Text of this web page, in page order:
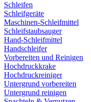
Schleifen
Schleifgeräte
Maschinen-Schleifmittel
Schleifstaubsauger
Hand-Schleifmittel
Handschleifer
Vorbereiten und Reinigen
Hochdruckkrake
Hochdruckreiniger
Untergrund vorbereiten
Untergrund reinigen